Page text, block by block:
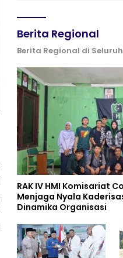
Berita Regional
Berita Regional di
RAK IV HMI Komisariat
Menjaga Nyala
Dinamika Organisasi